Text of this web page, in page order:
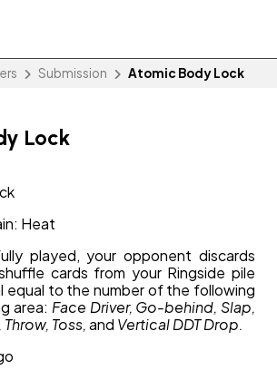
Submission Atomic Body Lock
Lock
Heat
played, your opponent discards
cards from your Ringside pile
equal to the number of the following
area: Face Driver, Go-behind, Slap,
Toss,and Vertical DDT Drop.